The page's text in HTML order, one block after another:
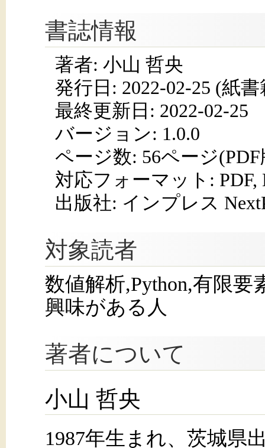
書誌情報
著者: 小山 哲央
発行日: 2022-02-25 (紙書
最終更新日: 2022-02-25
バージョン: 1.0.0
ページ数: 56ページ
対応フォーマット: PDF,
出版社: インプレス
対象読者
数値解析,Python,有限
興味がある人
著者について
小山 哲央
1987年生まれ、茨城県